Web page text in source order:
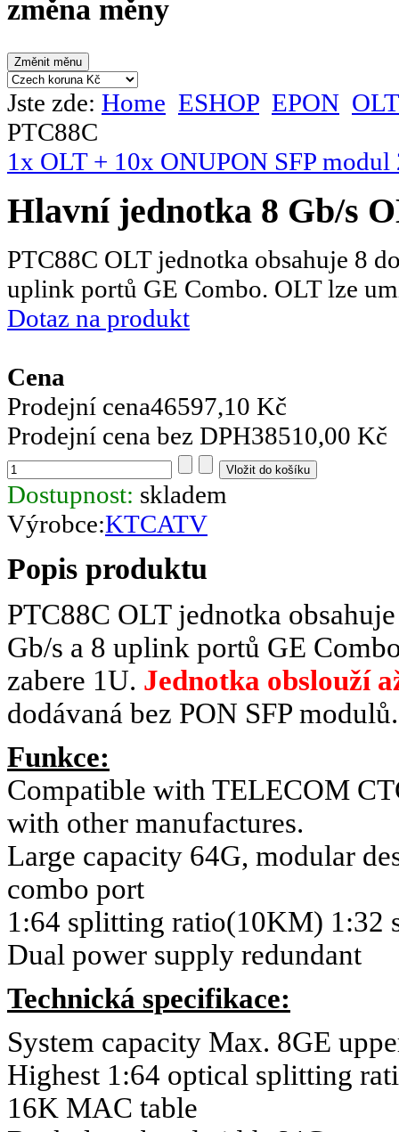
změna měny
Jste zde: Home ESHOP EPON
PTC88C
1x OLT + 10x ONUPON SFP modul
Hlavní jednotka 8 Gb/s
PTC88C OLT jednotka obsahuje 8
uplink portů GE Combo. OLT lze
Dotaz na produkt
Cena
Prodejní cena46597,10 Kč
Prodejní cena bez DPH38510,00 Kč
Dostupnost: skladem
Výrobce:KTCATV
Popis produktu
PTC88C OLT jednotka
Gb/s a 8 uplink portů GE
zabere 1U. Jednotka obslouží
dodávaná bez PON SFP modulů.
Funkce:
Compatible with TELECOM
with other manufactures.
Large capacity 64G, modular
combo port
1:64 splitting ratio(10KM)
Dual power supply redundant
Technická specifikace:
System capacity Max. 8GE
Highest 1:64 optical splitting
16K MAC table